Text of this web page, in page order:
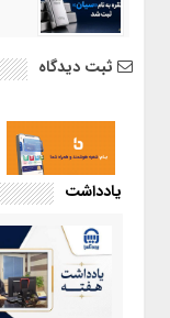
ثبت دیدگاه
یادداشت